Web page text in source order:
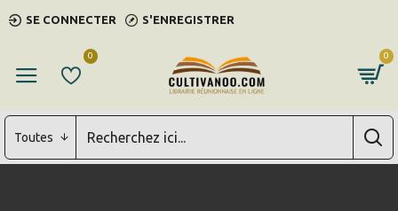
SE CONNECTER S'ENREGISTRER
0 0
Toutes